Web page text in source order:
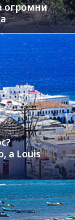
огромни
а Louis